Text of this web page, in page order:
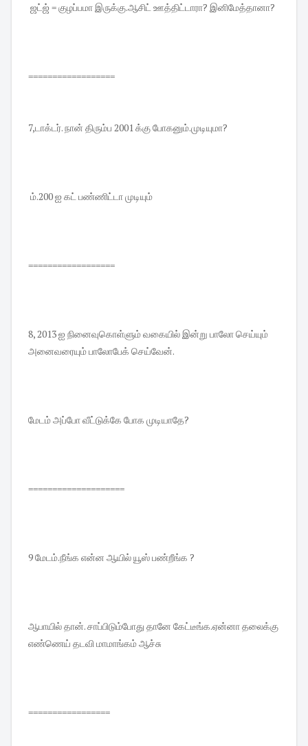
ஜட்ஜ் = குழப்பமா இருக்கு.ஆசிட் ஊத்திட்டாரா? இனிமேத்தானா?
==================
7,டாக்டர். நான் திரும்ப 2001 க்கு போகனும்.முடியுமா?
ம்.200 ஐ கட் பண்ணிட்டா முடியும்
==================
8, 2013 ஐ நினைவுகொள்ளும் வகையில் இன்று பாலோ செய்யும்
அனைவரையும் பாலோபேக் செய்வேன்.
மேடம் அப்போ வீட்டுக்கே போக முடியாதே?
====================
9 மேடம்.நீங்க என்ன ஆயில் யூஸ் பண்றீங்க ?
ஆபாயில் தான். சாப்பிடும்போது தானே கேட்டீங்க.ஏன்னா தலைக்கு
எண்ணெய் தடவி மாமாங்கம் ஆச்சு
=================